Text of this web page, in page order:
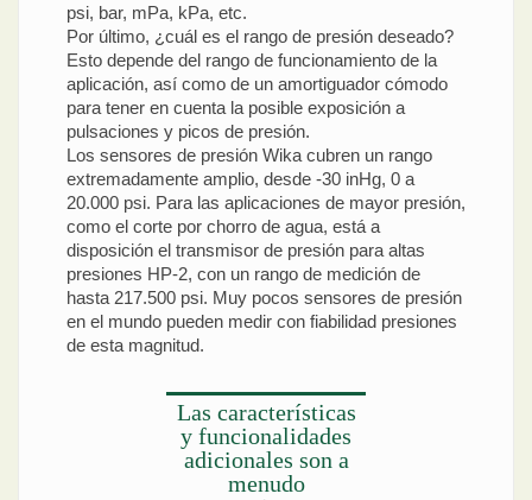
psi, bar, mPa, kPa, etc.
Por último, ¿cuál es el rango de presión deseado?
Esto depende del rango de funcionamiento de la
aplicación, así como de un amortiguador cómodo
para tener en cuenta la posible exposición a
pulsaciones y picos de presión.
Los sensores de presión Wika cubren un rango
extremadamente amplio, desde -30 inHg, 0 a
20.000 psi. Para las aplicaciones de mayor presión,
como el corte por chorro de agua, está a
disposición el transmisor de presión para altas
presiones HP-2, con un rango de medición de
hasta 217.500 psi. Muy pocos sensores de presión
en el mundo pueden medir con fiabilidad presiones
de esta magnitud.
Las características
y funcionalidades
adicionales son a
menudo